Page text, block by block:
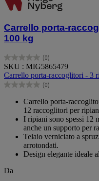
Carrello porta-
100 kg
(0)
0.0
su
5
stelle.
SKU : MIG5865479
Carrello porta-raccoglitori - 3
(0)
0.0
Carrello porta-
12 raccoglitori per
I ripiani sono spessi 12
anche un supporto per
Telaio verniciato a
arrotondati.
Design elegante ideale
Da